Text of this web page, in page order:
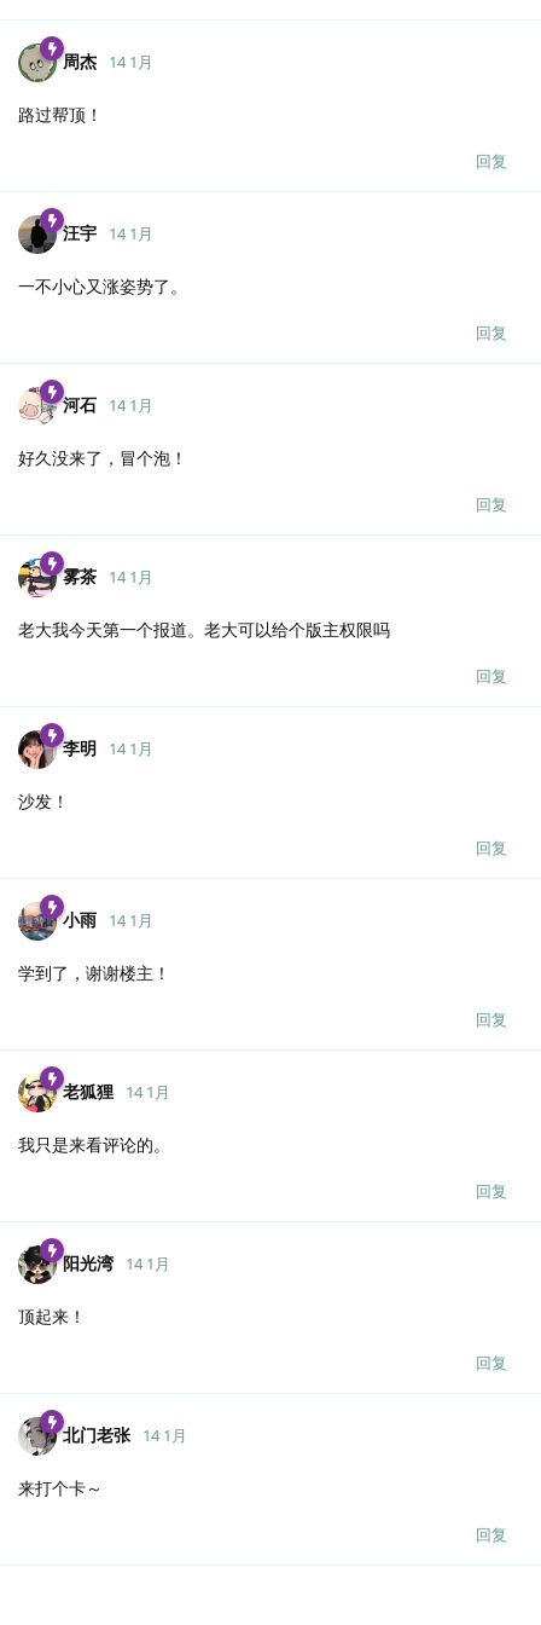
周杰 14 1月
路过帮顶！
回复
汪宇 14 1月
一不小心又涨姿势了。
回复
河石 14 1月
好久没来了，冒个泡！
回复
雾茶 14 1月
老大我今天第一个报道。老大可以给个版主权限吗
回复
李明 14 1月
沙发！
回复
小雨 14 1月
学到了，谢谢楼主！
回复
老狐狸 14 1月
我只是来看评论的。
回复
阳光湾 14 1月
顶起来！
回复
北门老张 14 1月
来打个卡～
回复